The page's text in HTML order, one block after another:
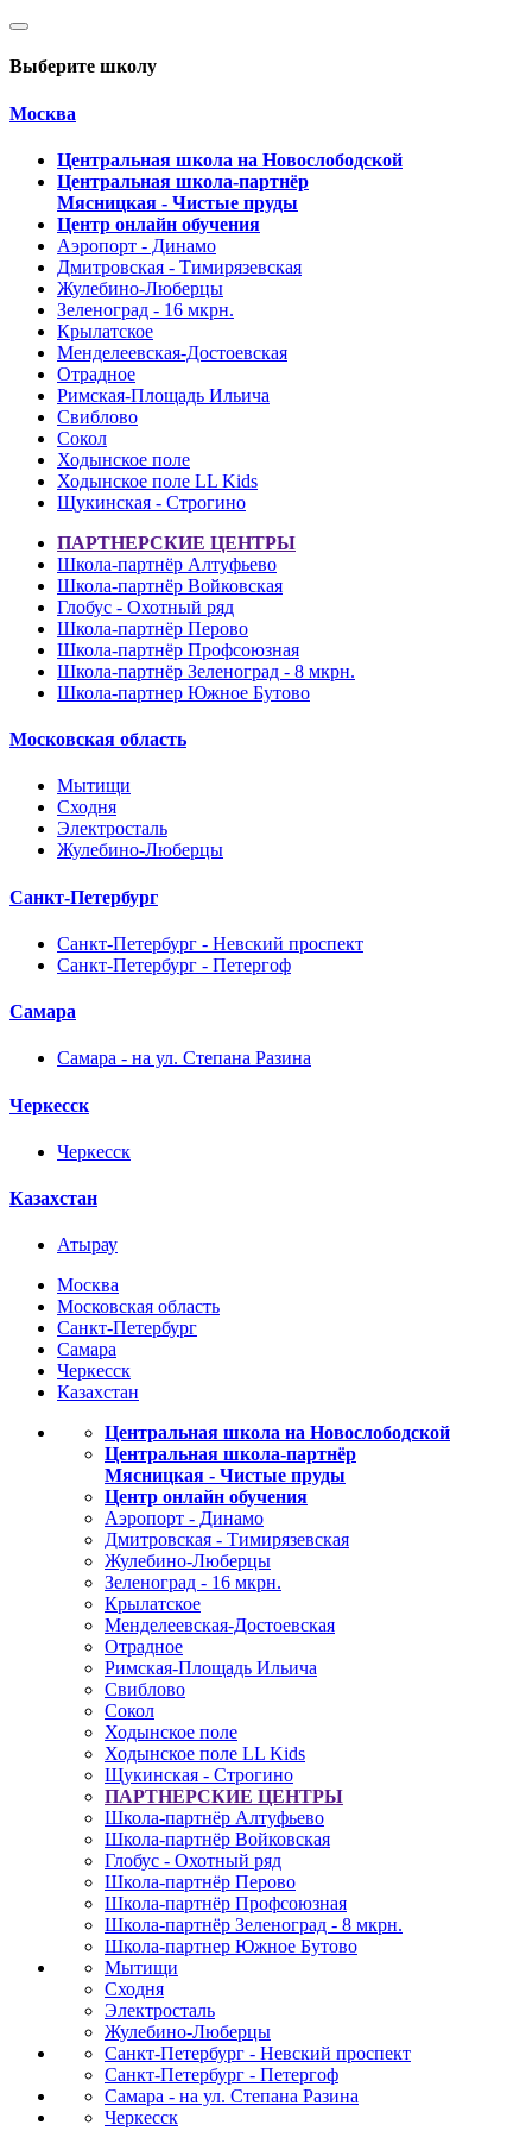
Выберите школу
Москва
Центральная школа на Новослободской
Центральная школа-партнёр
Мясницкая - Чистые пруды
Центр онлайн обучения
Аэропорт - Динамо
Дмитровская - Тимирязевская
Жулебино-Люберцы
Зеленоград - 16 мкрн.
Крылатское
Менделеевская-Достоевская
Отрадное
Римская-Площадь Ильича
Свиблово
Сокол
Ходынское поле
Ходынское поле LL Kids
Щукинская - Строгино
ПАРТНЕРСКИЕ ЦЕНТРЫ
Школа-партнёр Алтуфьево
Школа-партнёр Войковская
Глобус - Охотный ряд
Школа-партнёр Перово
Школа-партнёр Профсоюзная
Школа-партнёр Зеленоград - 8 мкрн.
Школа-партнер Южное Бутово
Московская область
Мытищи
Сходня
Электросталь
Жулебино-Люберцы
Санкт-Петербург
Санкт-Петербург - Невский проспект
Санкт-Петербург - Петергоф
Самара
Самара - на ул. Степана Разина
Черкесск
Черкесск
Казахстан
Атырау
Москва
Московская область
Санкт-Петербург
Самара
Черкесск
Казахстан
Центральная школа на Новослободской
Центральная школа-партнёр
Мясницкая - Чистые пруды
Центр онлайн обучения
Аэропорт - Динамо
Дмитровская - Тимирязевская
Жулебино-Люберцы
Зеленоград - 16 мкрн.
Крылатское
Менделеевская-Достоевская
Отрадное
Римская-Площадь Ильича
Свиблово
Сокол
Ходынское поле
Ходынское поле LL Kids
Щукинская - Строгино
ПАРТНЕРСКИЕ ЦЕНТРЫ
Школа-партнёр Алтуфьево
Школа-партнёр Войковская
Глобус - Охотный ряд
Школа-партнёр Перово
Школа-партнёр Профсоюзная
Школа-партнёр Зеленоград - 8 мкрн.
Школа-партнер Южное Бутово
Мытищи
Сходня
Электросталь
Жулебино-Люберцы
Санкт-Петербург - Невский проспект
Санкт-Петербург - Петергоф
Самара - на ул. Степана Разина
Черкесск